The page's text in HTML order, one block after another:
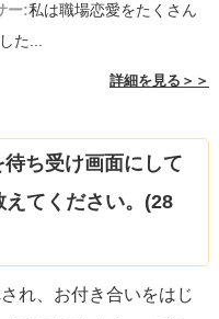
ー:私は職場恋愛をたくさん
た...
詳細を見る＞＞
ち受け画面にして
えてください。(28
れ、お付き合いをはじ